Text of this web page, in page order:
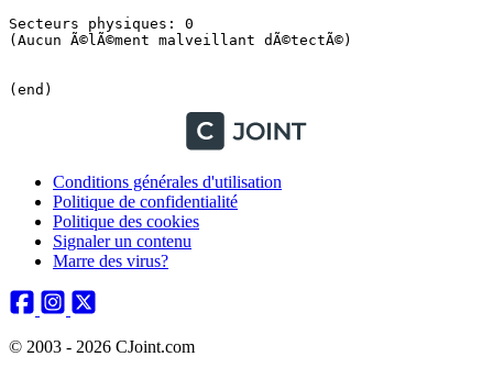
Secteurs physiques: 0
(Aucun Ã©lÃ©ment malveillant dÃ©tectÃ©)
(end)
Conditions générales d'utilisation
Politique de confidentialité
Politique des cookies
Signaler un contenu
Marre des virus?
© 2003 - 2026 CJoint.com